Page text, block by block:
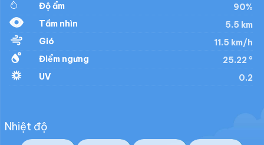
Độ ẩm
90%
Tầm nhìn
5.5 km
Gió
11.5 km/h
Điểm ngưng
25.22 °
UV
0.2
Nhiệt độ